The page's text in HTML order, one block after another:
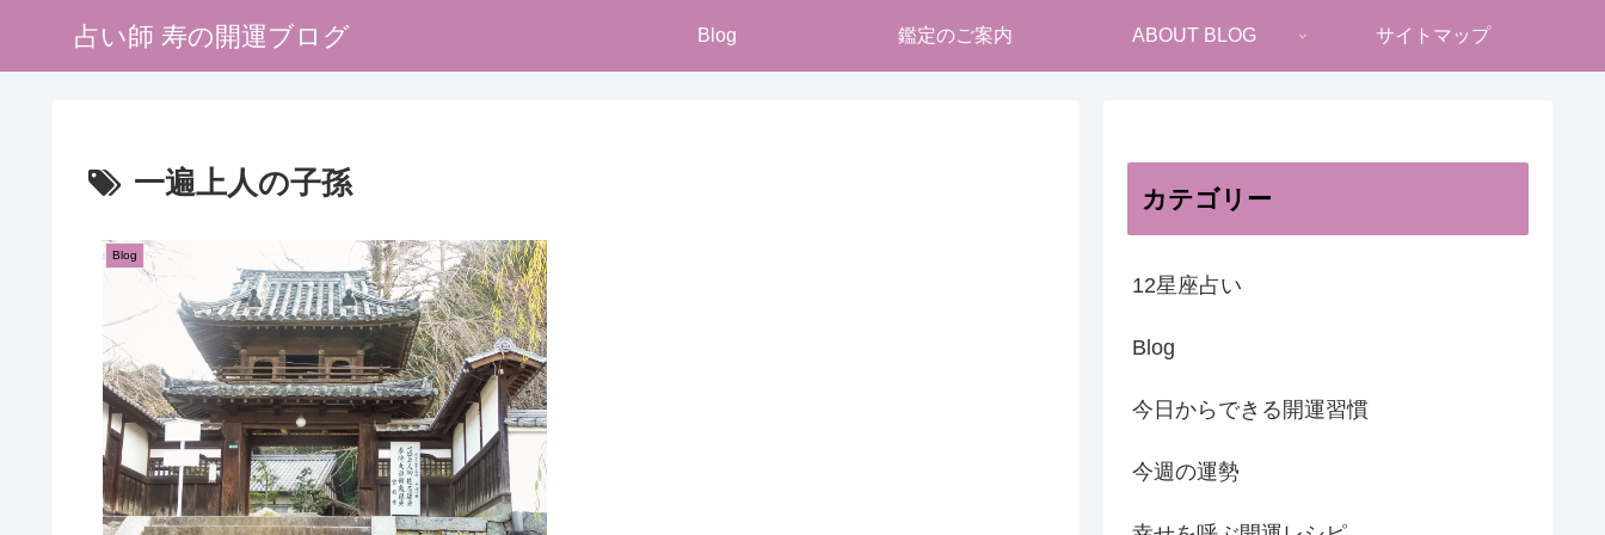
占い師 寿の開運ブログ Blog 鑑定のご案内 ABOUT BLOG サイトマップ
一遍上人の子孫
Blog
カテゴリー
12星座占い
Blog
今日からできる開運習慣
今週の運勢